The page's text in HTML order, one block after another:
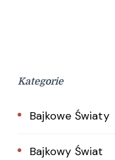
Kategorie
Bajkowe Światy
Bajkowy Świat